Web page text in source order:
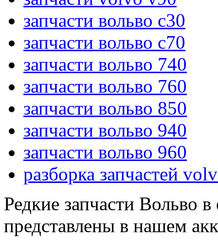
запчасти вольво c30
запчасти вольво c70
запчасти вольво 740
запчасти вольво 760
запчасти вольво 850
запчасти вольво 940
запчасти вольво 960
разборка запчастей
Редкие запчасти Вольво
представлены в нашем